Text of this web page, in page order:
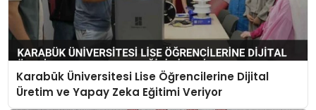
Karabük Üniversitesi Lise Öğrencilerine Dijital
Üretim ve Yapay Zeka Eğitimi Veriyor